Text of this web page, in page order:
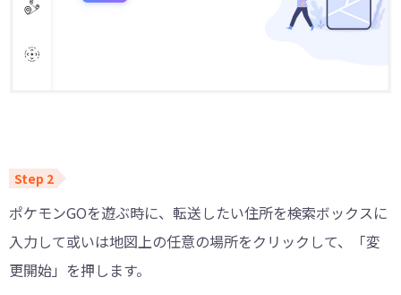
ポケモンGOを遊ぶ時に、転送したい住所を検索ボックスに
入力して或いは地図上の任意の場所をクリックして、「変
更開始」を押します。